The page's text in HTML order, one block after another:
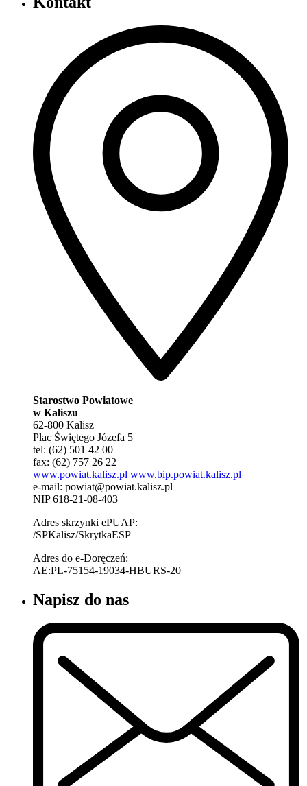
Starostwo Powiatowe
w Kaliszu
62-800 Kalisz
Plac Świętego Józefa 5
tel: (62) 501 42 00
fax: (62) 757 26 22
www.powiat.kalisz.pl www.bip.powiat.kalisz.pl
e-mail: powiat@powiat.kalisz.pl
NIP 618-21-08-403
Adres skrzynki ePUAP:
/SPKalisz/SkrytkaESP
Adres do e-Doręczeń:
AE:PL-75154-19034-HBURS-20
Napisz do nas